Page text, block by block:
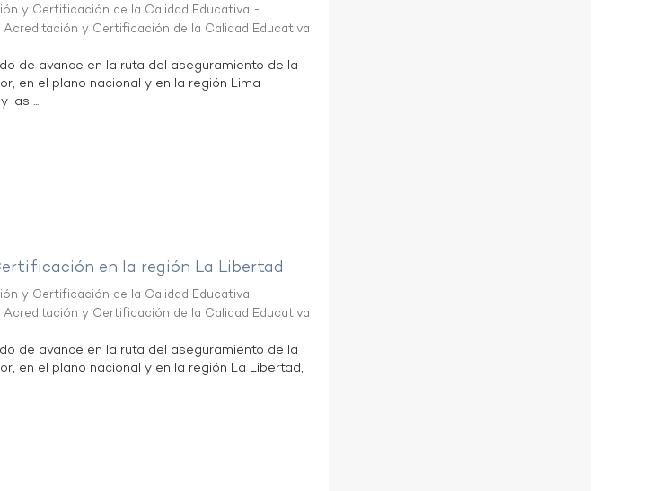
y Certificación de la Calidad Educativa -
Acreditación y Certificación de la Calidad Educativa
de avance en la ruta del aseguramiento de la
en el plano nacional y en la región Lima
las ...
en la región La Libertad
y Certificación de la Calidad Educativa -
Acreditación y Certificación de la Calidad Educativa
de avance en la ruta del aseguramiento de la
en el plano nacional y en la región La Libertad,